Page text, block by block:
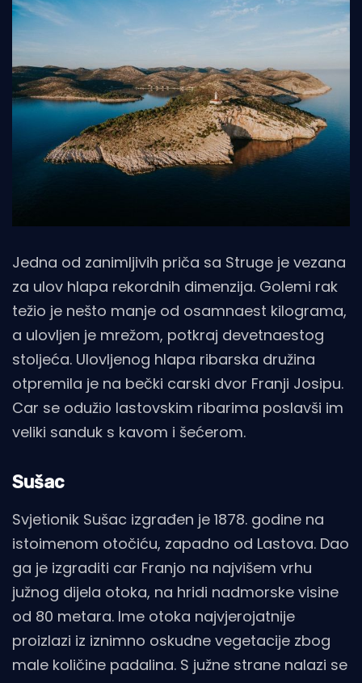
Jedna od zanimljivih priča sa Struge je vezana
za ulov hlapa rekordnih dimenzija. Golemi rak
težio je nešto manje od osamnaest kilograma,
a ulovljen je mrežom, potkraj devetnaestog
stoljeća. Ulovljenog hlapa ribarska družina
otpremila je na bečki carski dvor Franji Josipu.
Car se odužio lastovskim ribarima poslavši im
veliki sanduk s kavom i šećerom.
Sušac
Svjetionik Sušac izgrađen je 1878. godine na
istoimenom otočiću, zapadno od Lastova. Dao
ga je izgraditi car Franjo na najvišem vrhu
južnog dijela otoka, na hridi nadmorske visine
od 80 metara. Ime otoka najvjerojatnije
proizlazi iz iznimno oskudne vegetacije zbog
male količine padalina. S južne strane nalazi se